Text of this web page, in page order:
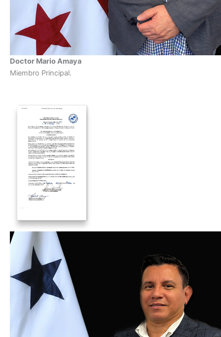
Doctor Mario Amaya
Miembro Principal.